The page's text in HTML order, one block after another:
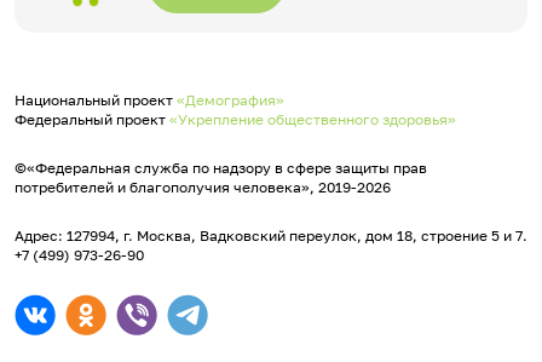
Национальный проект «Демография»
Федеральный проект «Укрепление общественного здоровья»
©«Федеральная служба по надзору в сфере защиты прав
потребителей и благополучия человека», 2019-2026
Адрес: 127994, г. Москва, Вадковский переулок, дом 18, строение 5 и 7.
+7 (499) 973-26-90